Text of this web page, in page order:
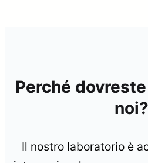
Perché
noi?
Il nostro laboratorio è